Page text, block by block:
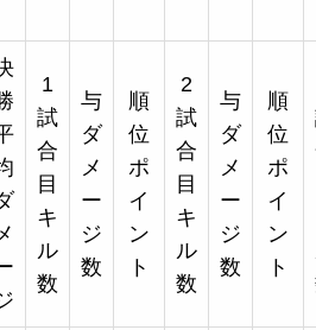
1
試
合
目
キ
ル
数
与
ダ
メ
ー
ジ
数
順
位
ポ
イ
ン
ト
2
試
合
目
キ
ル
数
与
ダ
メ
ー
ジ
数
順
位
ポ
イ
ン
ト